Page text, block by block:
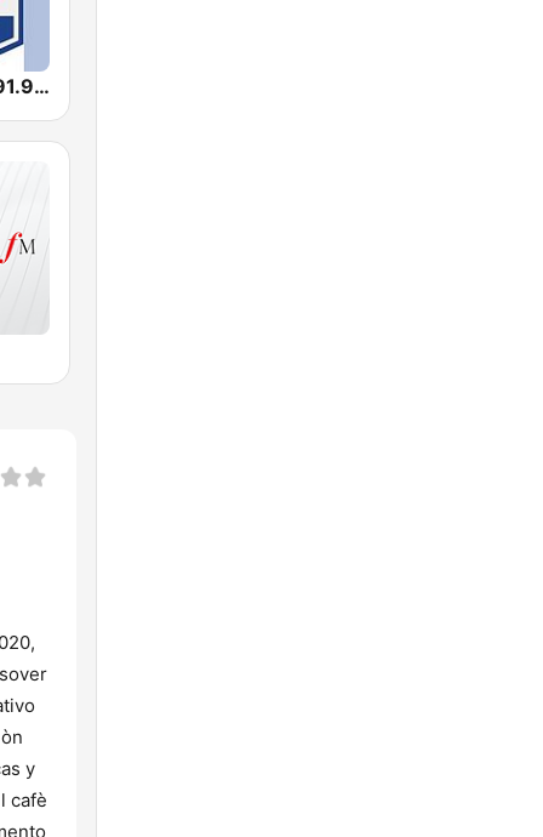
BPM Sports 91.9 FM
y
cafè